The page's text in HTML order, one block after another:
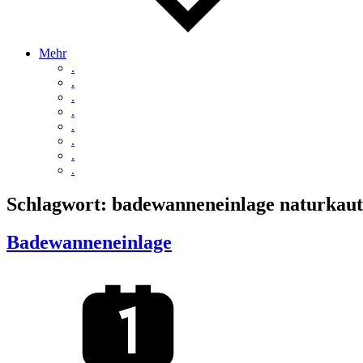
Mehr
.
.
.
.
.
.
.
.
Schlagwort: badewanneneinlage
Badewanneneinlage